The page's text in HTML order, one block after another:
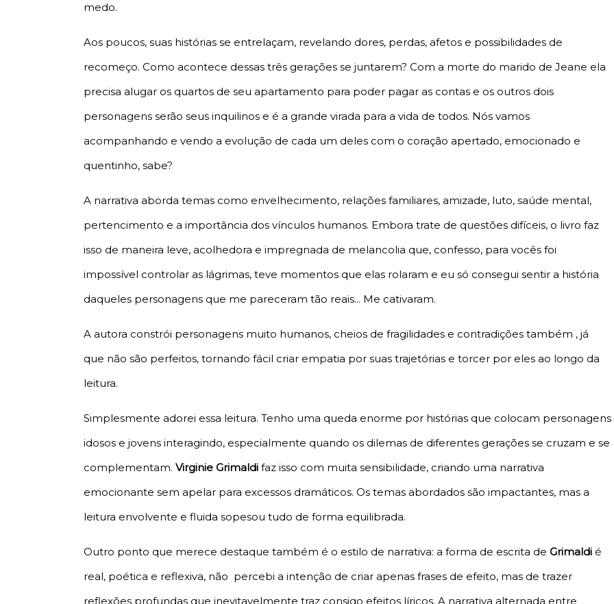
medo.
Aos poucos, suas histórias se entrelaçam, revelando dores, perdas, afetos e possibilidades de
recomeço. Como acontece dessas três gerações se juntarem? Com a morte do marido de Jeane ela
precisa alugar os quartos de seu apartamento para poder pagar as contas e os outros dois
personagens serão seus inquilinos e é a grande virada para a vida de todos. Nós vamos
acompanhando e vendo a evolução de cada um deles com o coração apertado, emocionado e
quentinho, sabe?
A narrativa aborda temas como envelhecimento, relações familiares, amizade, luto, saúde mental,
pertencimento e a importância dos vínculos humanos. Embora trate de questões difíceis, o livro faz
isso de maneira leve, acolhedora e impregnada de melancolia que, confesso, para vocês foi
impossível controlar as lágrimas, teve momentos que elas rolaram e eu só consegui sentir a história
daqueles personagens que me pareceram tão reais... Me cativaram.
A autora constrói personagens muito humanos, cheios de fragilidades e contradições também , já
que não são perfeitos, tornando fácil criar empatia por suas trajetórias e torcer por eles ao longo da
leitura.
Simplesmente adorei essa leitura. Tenho uma queda enorme por histórias que colocam personagens
idosos e jovens interagindo, especialmente quando os dilemas de diferentes gerações se cruzam e se
complementam. Virginie Grimaldi faz isso com muita sensibilidade, criando uma narrativa
emocionante sem apelar para excessos dramáticos. Os temas abordados são impactantes, mas a
leitura envolvente e fluida sopesou tudo de forma equilibrada.
Outro ponto que merece destaque também é o estilo de narrativa: a forma de escrita de Grimaldi é
real, poética e reflexiva, não percebi a intenção de criar apenas frases de efeito, mas de trazer
reflexões profundas que inevitavelmente traz consigo efeitos líricos. A narrativa alternada entre